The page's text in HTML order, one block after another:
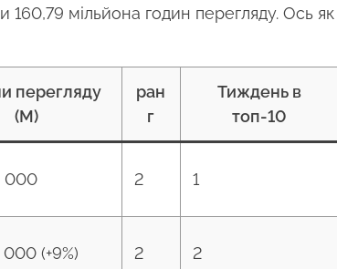
мільйона годин перегляду. Ось як
перегляду
(M)
ран
г
Тиждень в
топ-10
000 2 1
(+9%) 2 2